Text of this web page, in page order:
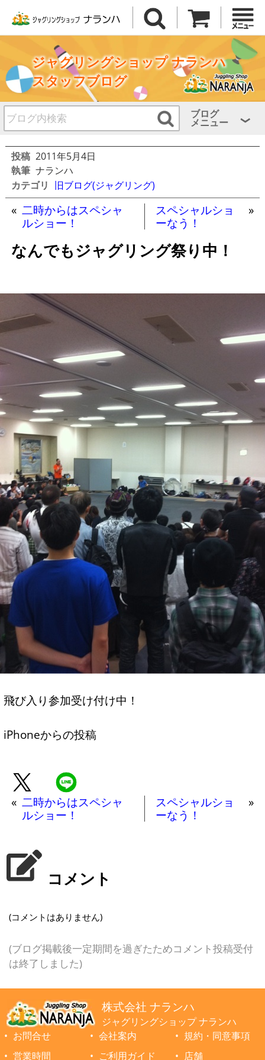
ジャグリングショップ ナランハ
スタッフブログ
ブログ
メニュー
投稿 2011年5月4日
執筆 ナランハ
カテゴリ 旧ブログ(ジャグリング)
« 二時からはスペシャ
ルショー！
スペシャルショ
ーなう！
»
なんでもジャグリング祭り中！
飛び入り参加受け付け中！
iPhoneからの投稿
« 二時からはスペシャ
ルショー！
スペシャルショ
ーなう！
»
コメント
(コメントはありません)
(ブログ掲載後一定期間を過ぎたためコメント投稿受付
は終了しました)
株式会社 ナランハ
ジャグリングショップ ナランハ
お問合せ
会社案内
規約・同意事項
営業時間
ご利用ガイド 店舗